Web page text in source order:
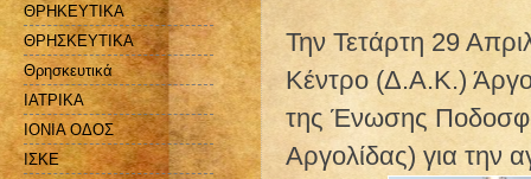
Την Τετάρτη 29
Κέντρο (Δ.Α.Κ.)
της Ένωσης
Αργολίδας) για την
ΘΡΗΚΕΥΤΙΚΑ
ΘΡΗΣΚΕΥΤΙΚΑ
Θρησκευτικά
ΙΑΤΡΙΚΑ
ΙΟΝΙΑ ΟΔΟΣ
ΙΣΚΕ